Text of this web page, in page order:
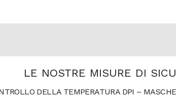
LE NOSTRE MISURE DI
DELLA TEMPERATURA DPI –